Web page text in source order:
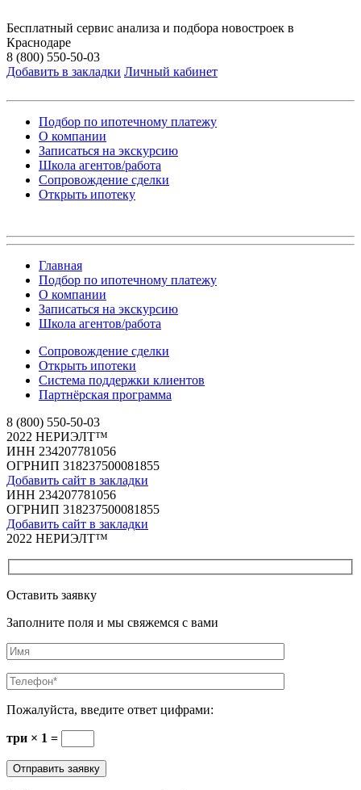
Бесплатный сервис анализа и подбора новостроек в
Краснодаре
8 (800) 550-50-03
Добавить в закладки Личный кабинет
Подбор по ипотечному платежу
О компании
Записаться на экскурсию
Школа агентов/работа
Сопровождение сделки
Открыть ипотеку
Главная
Подбор по ипотечному платежу
О компании
Записаться на экскурсию
Школа агентов/работа
Сопровождение сделки
Открыть ипотеки
Система поддержки клиентов
Партнёрская программа
8 (800) 550-50-03
2022 НЕРИЭЛТ™
ИНН 234207781056
ОГРНИП 318237500081855
Добавить сайт в закладки
ИНН 234207781056
ОГРНИП 318237500081855
Добавить сайт в закладки
2022 НЕРИЭЛТ™
Оставить заявку
Заполните поля и мы свяжемся с вами
Пожалуйста, введите ответ цифрами:
три × 1 =